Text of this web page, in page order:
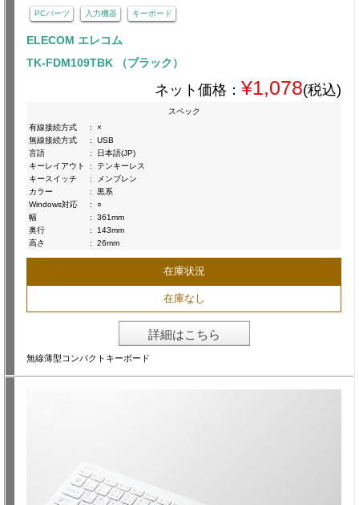
PCパーツ 入力機器 キーボード
ELECOM エレコム
TK-FDM109TBK （ブラック）
ネット価格： ¥1,078(税込)
スペック
有線接続方式
:
×
無線接続方式
:
USB
言語
:
日本語(JP)
キーレイアウト
:
テンキーレス
キースイッチ
:
メンブレン
カラー
:
黒系
Windows対応
:
○
幅
:
361mm
奥行
:
143mm
高さ
: 26mm
在庫状況
在庫なし
詳細はこちら
無線薄型コンパクトキーボード